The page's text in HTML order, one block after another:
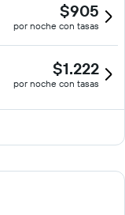
$905
por noche con tasas
$1.222
por noche con tasas